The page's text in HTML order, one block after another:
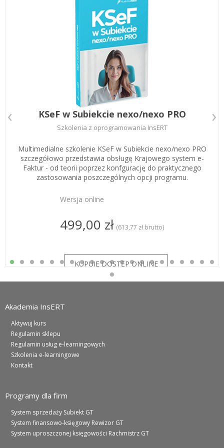
KSeF w Subiekcie nexo/nexo PRO
Szkolenia z oprogramowania InsERT
Multimedialne szkolenie KSeF w Subiekcie nexo/nexo PRO
szczegółowo przedstawia obsługę Krajowego system e-
Faktur - od teorii poprzez konfgurację do praktycznego
zastosowania poszczególnych opcji programu.
Wersja online
499,00 zł (613,77 zł brutto)
Akademia InsERT
Aktywuj kurs
Regulamin sklepu
Regulamin usług e-learningowych
Szkolenia e-learningowe
Kontakt
Programy dla firm
System sprzedaży Subiekt GT
System finansowo-księgowy Rewizor GT
System uproszczonej księgowości Rachmistrz GT